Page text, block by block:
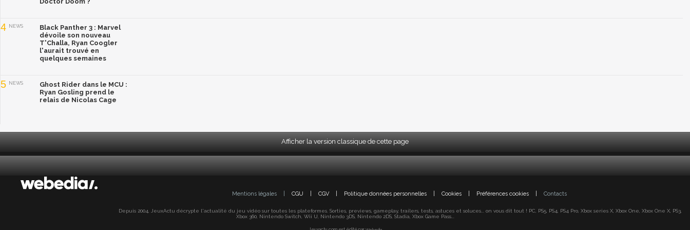
4 NEWS
Black Panther 3 : Marvel
dévoile son nouveau
T'Challa, Ryan Coogler
l'aurait trouvé en
quelques semaines
5 NEWS
Ghost Rider dans le MCU :
Ryan Gosling prend le
relais de Nicolas Cage
Afficher la version classique de cette page
Mentions légales CGU CGV Politique données personnelles Cookies Préférences cookies Contacts
Depuis 2004, JeuxActu décrypte l'actualité du jeu vidéo sur toutes les plateformes. Sorties, previews, gameplay, trailers, tests, astuces et soluces... on vous dit tout ! PC, PS5, PS4, PS4 Pro, Xbox series X, Xbox One, Xbox One X, PS3,
Xbox 360, Nintendo Switch, Wii U, Nintendo 3DS, Nintendo 2DS, Stadia, Xbox Game Pass...